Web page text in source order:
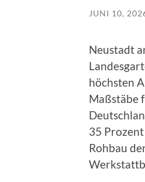
JUNI 10,
Neustadt
höchsten
Maßstäbe
35
Rohbau